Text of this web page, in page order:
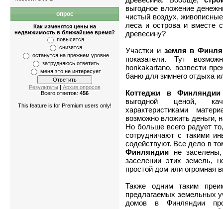
опрос
Как изменятся цены на
недвижимость в ближайшее время?
повысятся
снизятся
останутся на прежнем уровне
затрудняюсь ответить
меня это не интересует
Результаты | Архив опросов
Всего ответов: 456
This feature is for Premium users only!
выгодное вложение
чистый воздух,
леса и острова и вместе
древесину?
Участки иземля в
показатели. Тут
honkakartano, возвести
баню для зимнего отдыха
Коттеджи в Финляндии
выгодной ценой,
характеристиками
возможно вложить деньги,
Но больше всего радует
сотрудничают с такими
содействуют. Все дело в
Финляндии не
заселении этих земель,
простой дом или огромная
Также одним таким
предлагаемых земельных
домов в Финляндии
Квартиры-однокомнатные ,